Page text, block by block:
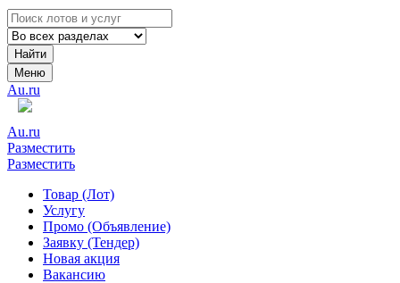
Найти
Меню
Au.ru
Au.ru
Разместить
Разместить
Товар (Лот)
Услугу
Промо (Объявление)
Заявку (Тендер)
Новая акция
Вакансию